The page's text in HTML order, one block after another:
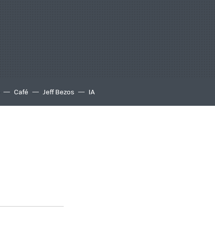
Café Jeff Bezos IA